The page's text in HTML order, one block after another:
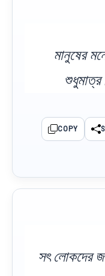
মানুষের
COPY
সৎ লোকদের